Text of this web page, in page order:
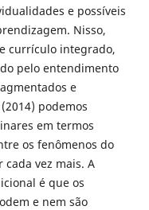
e possíveis
Nisso,
currículo integrado,
pelo entendimento
e
podemos
em termos
os fenômenos do
vez mais. A
é que os
e nem são